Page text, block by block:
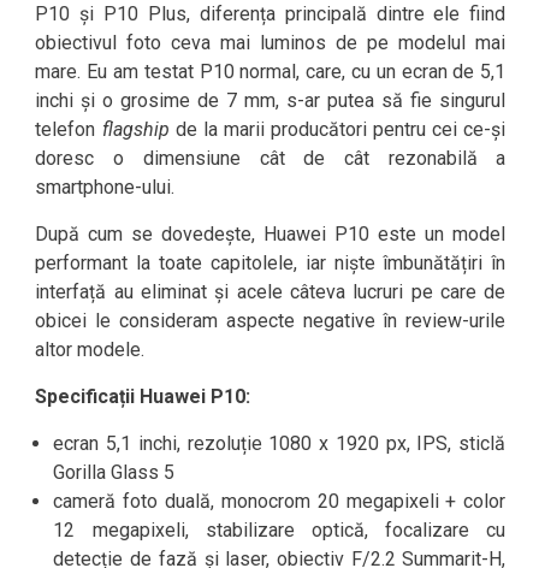
P10 și P10 Plus, diferența principală dintre ele fiind
obiectivul foto ceva mai luminos de pe modelul mai
mare. Eu am testat P10 normal, care, cu un ecran de 5,1
inchi și o grosime de 7 mm, s-ar putea să fie singurul
telefon flagship de la marii producători pentru cei ce-și
doresc o dimensiune cât de cât rezonabilă a
smartphone-ului.
După cum se dovedește, Huawei P10 este un model
performant la toate capitolele, iar niște îmbunătățiri în
interfață au eliminat și acele câteva lucruri pe care de
obicei le consideram aspecte negative în review-urile
altor modele.
Specificații Huawei P10:
ecran 5,1 inchi, rezoluție 1080 x 1920 px, IPS, sticlă
Gorilla Glass 5
cameră foto duală, monocrom 20 megapixeli + color
12 megapixeli, stabilizare optică, focalizare cu
detecție de fază și laser, obiectiv F/2.2 Summarit-H,